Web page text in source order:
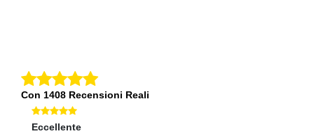
Con 1408 Recensioni Reali
Eccellente